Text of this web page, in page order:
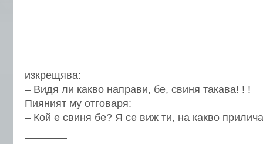
изкрещява:
– Видя ли какво направи, бе, свиня такава! ! !
Пияният му отговаря:
– Кой е свиня бе? Я се виж ти, на какво
————